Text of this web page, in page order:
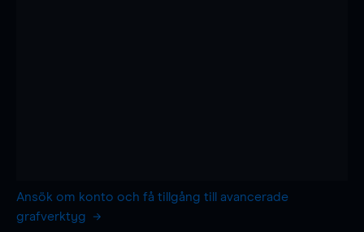
Ansök om konto och få tillgång till avancerade
grafverktyg